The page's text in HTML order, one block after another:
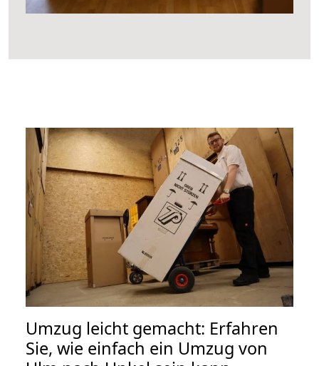
Umzug leicht gemacht: Erfahren
Sie, wie einfach ein Umzug von